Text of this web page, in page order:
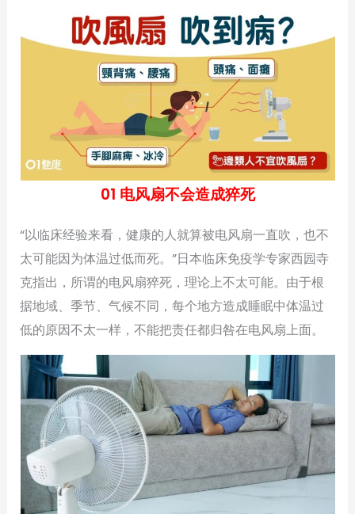
01 电风扇不会造成猝死
“以临床经验来看，健康的人就算被电风扇一直吹，也不
太可能因为体温过低而死。”日本临床免疫学专家西园寺
克指出，所谓的电风扇猝死，理论上不太可能。由于根
据地域、季节、气候不同，每个地方造成睡眠中体温过
低的原因不太一样，不能把责任都归咎在电风扇上面。